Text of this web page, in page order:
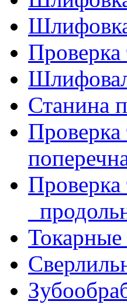
Проверка
Станина
Токарные